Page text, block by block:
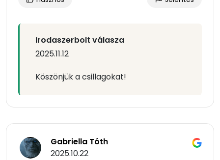
Irodaszerbolt válasza
2025.11.12
Köszönjük a csillagokat!
Gabriella Tóth
2025.10.22